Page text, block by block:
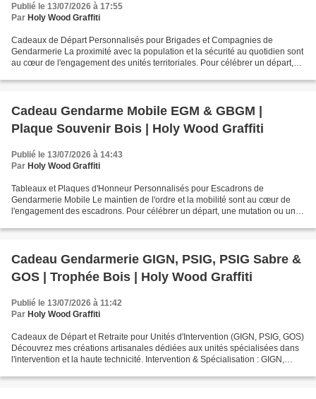
Publié le 13/07/2026 à 17:55
Par Holy Wood Graffiti
Cadeaux de Départ Personnalisés pour Brigades et Compagnies de
Gendarmerie La proximité avec la population et la sécurité au quotidien sont
au cœur de l'engagement des unités territoriales. Pour célébrer un départ,
Cadeau Gendarme Mobile EGM & GBGM |
Plaque Souvenir Bois | Holy Wood Graffiti
Publié le 13/07/2026 à 14:43
Par Holy Wood Graffiti
Tableaux et Plaques d'Honneur Personnalisés pour Escadrons de
Gendarmerie Mobile Le maintien de l'ordre et la mobilité sont au cœur de
l'engagement des escadrons. Pour célébrer un départ, une mutation ou une
Cadeau Gendarmerie GIGN, PSIG, PSIG Sabre &
GOS | Trophée Bois | Holy Wood Graffiti
Publié le 13/07/2026 à 11:42
Par Holy Wood Graffiti
Cadeaux de Départ et Retraite pour Unités d'Intervention (GIGN, PSIG, GOS)
Découvrez mes créations artisanales dédiées aux unités spécialisées dans
l'intervention et la haute technicité. Intervention & Spécialisation : GIGN,